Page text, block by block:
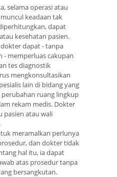
selama operasi atau
keadaan tak
dapat
kesehatan pasien.
dapat - tanpa
- memperluas cakupan
tes diagnostik
mengkonsultasikan
lain di bidang yang
ruang lingkup
rekam medis. Dokter
pasien atau wali
meramalkan perlunya
dan dokter tidak
hal itu, ia dapat
atas prosedur tanpa
bersangkutan.